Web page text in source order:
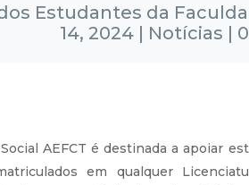
Estudantes da
14, 2024| Notícias |
AEFCT é destinada a apoiar
em qualquer